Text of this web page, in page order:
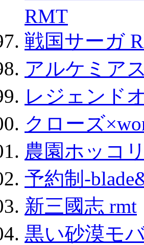
RMT
戦国サーガ
アルケミア
レジェンド
クローズ
農園ホッコ
予約制-
新三國志 rmt
黒い砂漠モ